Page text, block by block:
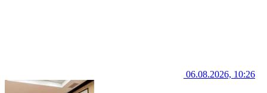
06.08.2026, 10:26